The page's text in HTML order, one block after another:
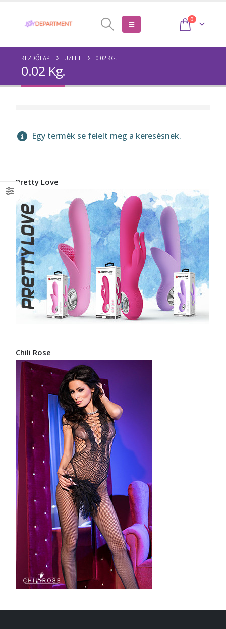
0
KEZDŐLAP ÜZLET 0.02 KG.
0.02 Kg.
Egy termék se felelt meg a keresésnek.
Pretty Love
Chili Rose